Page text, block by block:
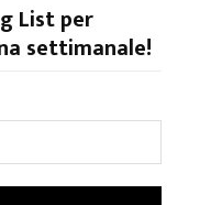
List per
settimanale!